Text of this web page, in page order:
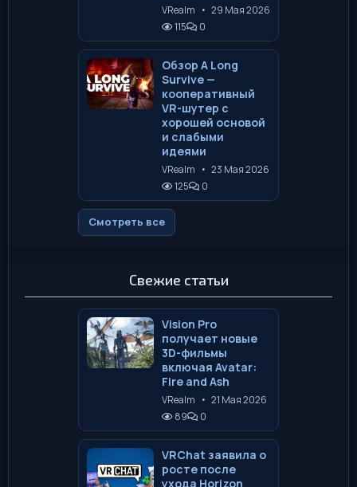
VRealm • 29 Мая 2026
115
0
Обзор A Long
Survive —
кооперативный
VR-шутер с
хорошей основой
и слабыми
идеями
VRealm • 23 Мая 2026
125
0
Смотреть все
Свежие статьи
Vision Pro
получает новые
3D-фильмы
включая Avatar:
Fire and Ash
VRealm • 21 Мая 2026
89
0
VRChat заявила о
росте после
ухода Horizon